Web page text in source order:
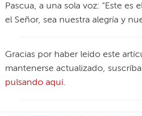
Pascua, a una sola voz: “Este es
el Señor, sea nuestra alegría y
Gracias por haber leído este
mantenerse actualizado,
pulsando aquí.